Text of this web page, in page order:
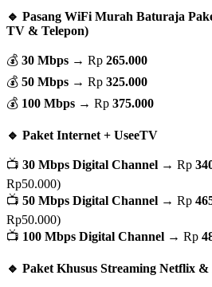
🔹 Pasang WiFi Murah Baturaja
TV & Telepon)
💰 30 Mbps → Rp 265.000
💰 50 Mbps → Rp 325.000
💰 100 Mbps → Rp 375.000
🔹 Paket Internet + UseeTV
📺 30 Mbps Digital Channel → Rp
Rp50.000)
📺 50 Mbps Digital Channel → Rp
Rp50.000)
📺 100 Mbps Digital Channel → Rp
🔹 Paket Khusus Streaming Netflix &